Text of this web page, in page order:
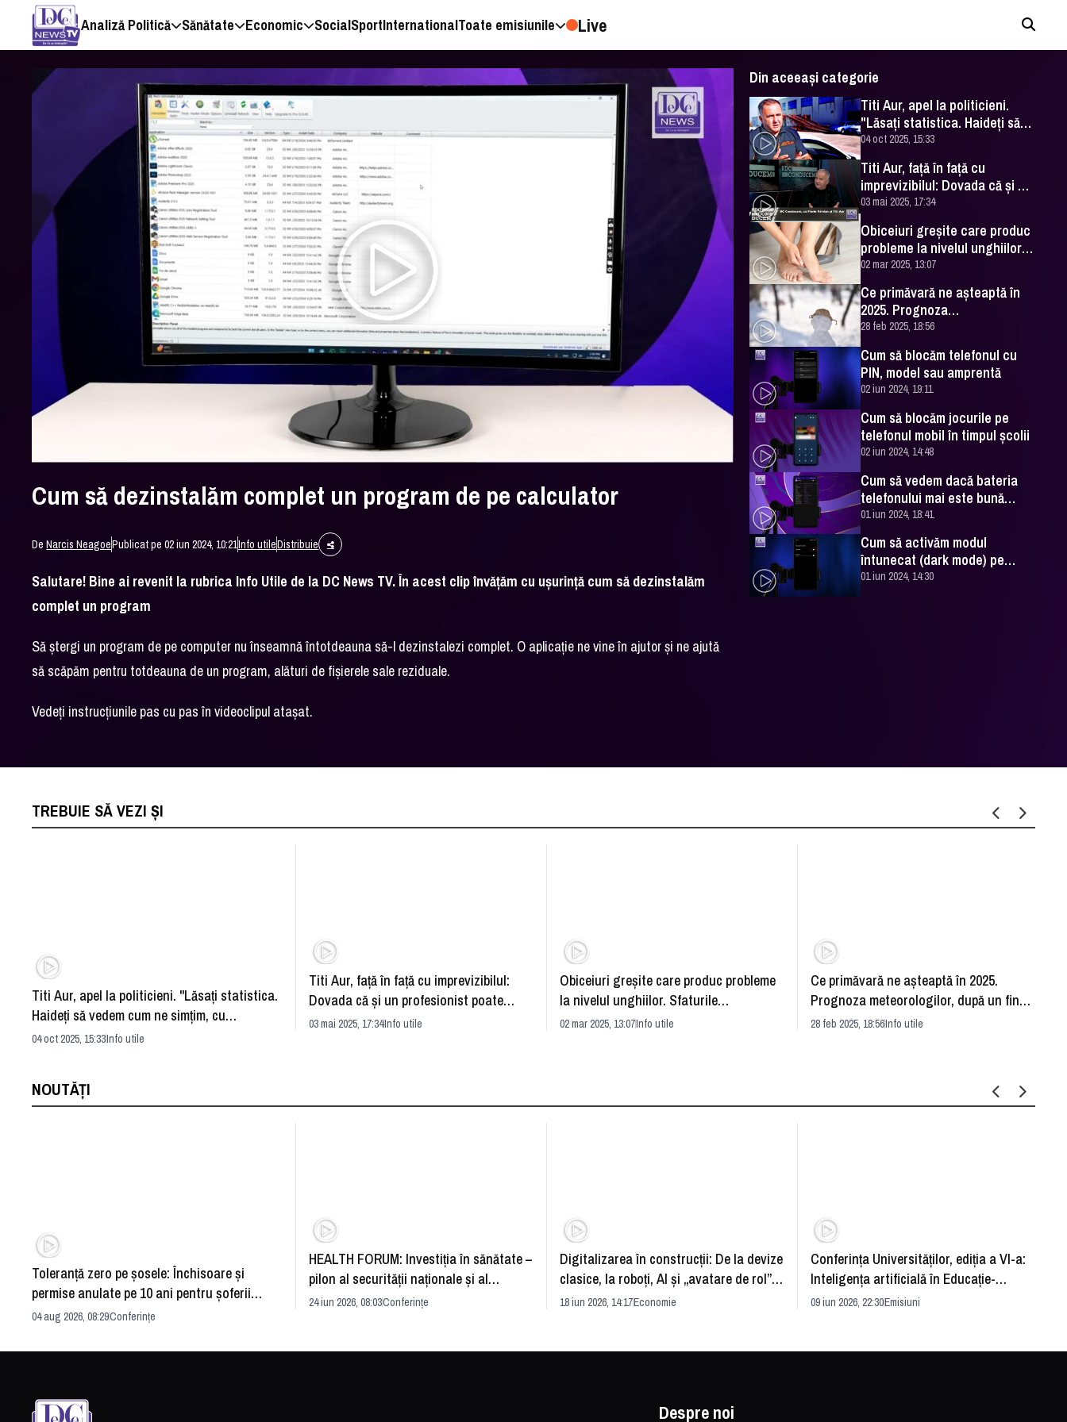
Analiză Politică Sănătate Economic SocialSportInternationalToate emisiunile Live
Cum să dezinstalăm complet un program de pe calculator
DeNarcis NeagoePublicat pe 02 iun 2024, 10:21Info utileDistribuie
Salutare! Bine ai revenit la rubrica Info Utile de la DC News TV. În acest clip învățăm cu ușurință cum să dezinstalăm
complet un program
Să ștergi un program de pe computer nu înseamnă întotdeauna să-l dezinstalezi complet. O aplicație ne vine în ajutor și ne ajută
să scăpăm pentru totdeauna de un program, alături de fișierele sale reziduale.
Vedeți instrucțiunile pas cu pas în videoclipul atașat.
Din aceeași categorie
Titi Aur, apel la politicieni.
"Lăsaţi statistica. Haideţi să
vedem cum ne simţim, cu
adevărat"
04 oct 2025, 15:33
Titi Aur, față în față cu
imprevizibilul: Dovada că și un
profesionist poate întâmpina
dificultăți la volan
03 mai 2025, 17:34
Obiceiuri greșite care produc
probleme la nivelul unghiilor.
Sfaturile specialiștilor pentru
a evita unghia încarnată
02 mar 2025, 13:07
Ce primăvară ne așteaptă în
2025. Prognoza
meteorologilor, după un final
geros de iarnă
28 feb 2025, 18:56
Cum să blocăm telefonul cu
PIN, model sau amprentă
02 iun 2024, 19:11
Cum să blocăm jocurile pe
telefonul mobil în timpul școlii
02 iun 2024, 14:48
Cum să vedem dacă bateria
telefonului mai este bună
(Android)
01 iun 2024, 18:41
Cum să activăm modul
întunecat (dark mode) pe
Android
01 iun 2024, 14:30
TREBUIE SĂ VEZI ȘI
Titi Aur, apel la politicieni. "Lăsaţi statistica.
Haideţi să vedem cum ne simţim, cu
adevărat"
04 oct 2025, 15:33Info utile
Titi Aur, față în față cu imprevizibilul:
Dovada că și un profesionist poate
întâmpina dificultăți la volan
03 mai 2025, 17:34Info utile
Obiceiuri greșite care produc probleme
la nivelul unghiilor. Sfaturile
specialiștilor pentru a evita unghia
02 mar 2025, 13:07Info utile
Ce primăvară ne așteaptă în 2025.
Prognoza meteorologilor, după un final
geros de iarnă
28 feb 2025, 18:56Info utile
NOUTĂȚI
Toleranță zero pe șosele: Închisoare și
permise anulate pe 10 ani pentru șoferii
iresponsabili
04 aug 2026, 08:29Conferințe
HEALTH FORUM: Investiția în sănătate –
pilon al securității naționale și al
dezvoltării economice
24 iun 2026, 08:03Conferințe
Digitalizarea în construcții: De la devize
clasice, la roboți, AI și „avatare de rol”.
România și redefinirea industriei
18 iun 2026, 14:17Economie
Conferința Universităților, ediția a VI-a:
Inteligența artificială în Educație-
soluție sau problemă?
09 iun 2026, 22:30Emisiuni
Despre noi